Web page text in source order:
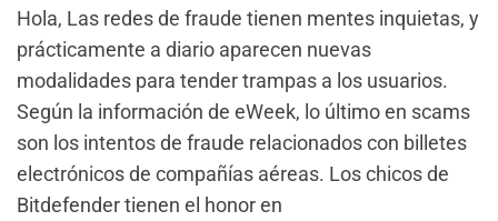
Hola, Las redes de fraude tienen mentes inquietas, y
prácticamente a diario aparecen nuevas
modalidades para tender trampas a los usuarios.
Según la información de eWeek, lo último en scams
son los intentos de fraude relacionados con billetes
electrónicos de compañías aéreas. Los chicos de
Bitdefender tienen el honor en